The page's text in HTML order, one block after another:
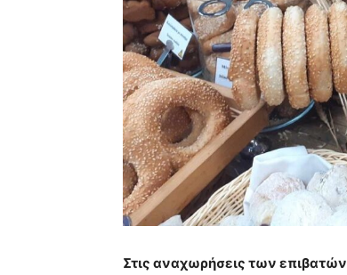
Στις αναχωρήσεις των επιβατών